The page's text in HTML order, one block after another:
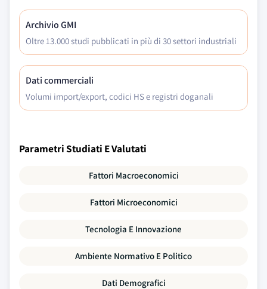
Archivio GMI
Oltre 13.000 studi pubblicati in più di 30 settori industriali
Dati commerciali
Volumi import/export, codici HS e registri doganali
Parametri Studiati E Valutati
Fattori Macroeconomici
Fattori Microeconomici
Tecnologia E Innovazione
Ambiente Normativo E Politico
Dati Demografici